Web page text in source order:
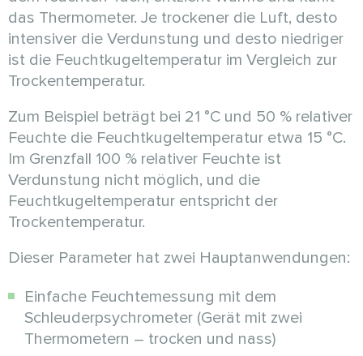
das Thermometer. Je trockener die Luft, desto
intensiver die Verdunstung und desto niedriger
ist die Feuchtkugeltemperatur im Vergleich zur
Trockentemperatur.
Zum Beispiel beträgt bei 21 °C und 50 % relativer
Feuchte die Feuchtkugeltemperatur etwa 15 °C.
Im Grenzfall 100 % relativer Feuchte ist
Verdunstung nicht möglich, und die
Feuchtkugeltemperatur entspricht der
Trockentemperatur.
Dieser Parameter hat zwei Hauptanwendungen:
Einfache Feuchtemessung mit dem
Schleuderpsychrometer (Gerät mit zwei
Thermometern – trocken und nass)